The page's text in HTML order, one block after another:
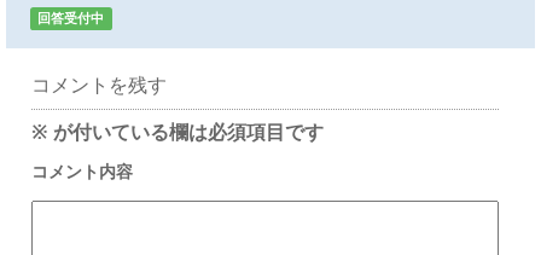
回答受付中
コメントを残す
※ が付いている欄は必須項目です